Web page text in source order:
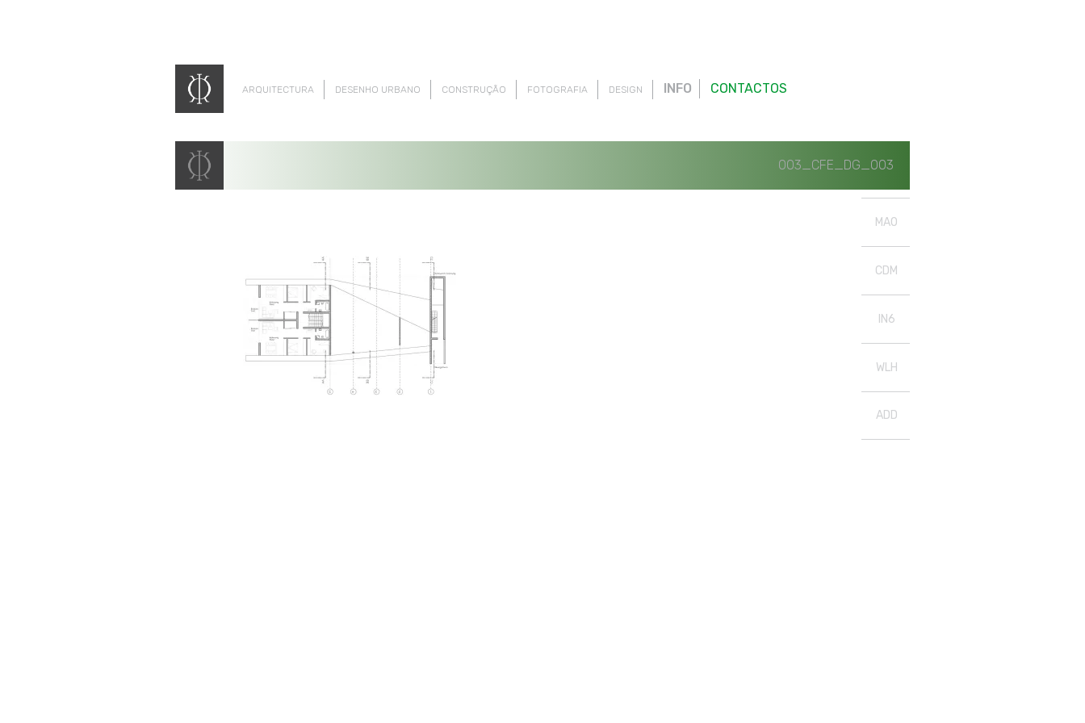
ARQUITECTURA DESENHO URBANO CONSTRUÇÃO FOTOGRAFIA DESIGN INFO CONTACTOS
003_CFE_DG_003
MAO
CDM
IN6
WLH
ADD